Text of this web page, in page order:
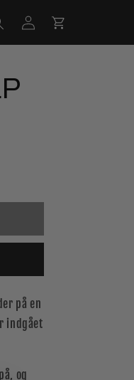
Log
ind
Indkøbskurv
på en
indgået
og